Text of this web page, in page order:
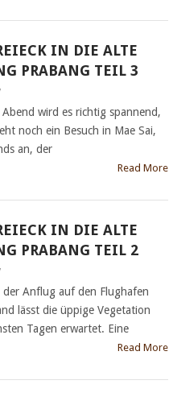
IN DIE ALTE
PRABANG TEIL 3
wird es richtig spannend,
noch ein Besuch in Mae Sai,
an, der
Read More
IN DIE ALTE
PRABANG TEIL 2
Anflug auf den Flughafen
lässt die üppige Vegetation
Tagen erwartet. Eine
Read More